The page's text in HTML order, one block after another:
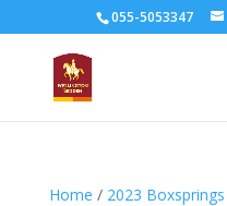
055-5053347
Home / 2023 Boxsprings